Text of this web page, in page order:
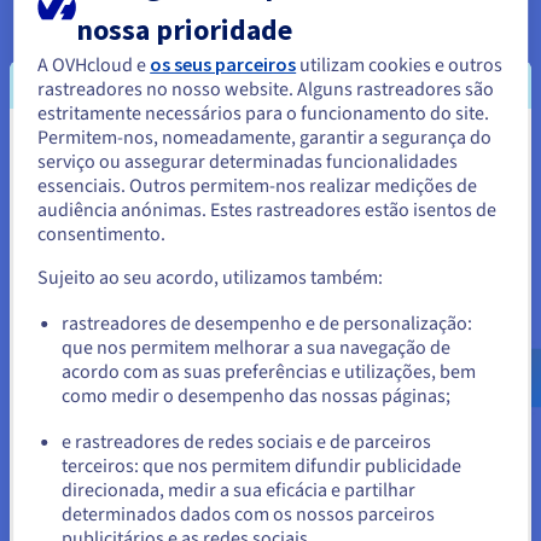
Saber mais
O que é a Alta disponibilidade?
A Alta disponibilidade garante o funcionamento
contínuo dos sistemas de TI, minimizando o tempo de
interrupção. Elimina pontos únicos de falha utilizando
redundância, redirecionamento automático após falha e
deteção fiável de falhas. Isto mantém a acessibilidade,
evita a perda de rendimentos e protege a reputação da
empresa através de um desempenho operacional
consistente.
Saber mais
O que é a redundância de servidores?
A redundância de servidores garante uma
Parece que está localizado em
Estados Unidos.
Para encomendar a partir de Estados Unidos, terá de consultar e
Aceder ao website do Estados Unidos
us.ovhcloud.com/learn Inglês USD - $
ou
Ficar no website atual
nossa prioridade
A OVHcloud e os seus parceiros utilizam cookies e outros
rastreadores no nosso website. Alguns rastreadores são
estritamente necessários para o funcionamento do site.
Permitem-nos, nomeadamente, garantir a segurança do
serviço ou assegurar determinadas funcionalidades
essenciais. Outros permitem-nos realizar medições de
audiência anónimas. Estes rastreadores estão isentos de
consentimento.
Sujeito ao seu acordo, utilizamos também:
rastreadores de desempenho e de personalização:
que nos permitem melhorar a sua navegação de
acordo com as suas preferências e utilizações, bem
como medir o desempenho das nossas páginas;
e rastreadores de redes sociais e de parceiros
terceiros: que nos permitem difundir publicidade
direcionada, medir a sua eficácia e partilhar
determinados dados com os nossos parceiros